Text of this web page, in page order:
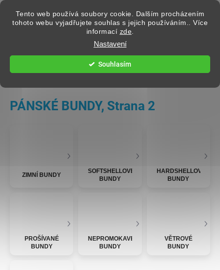
Tento web používá soubory cookie. Dalším procházením
tohoto webu vyjadřujete souhlas s jejich používáním.. Více
informací zde.
Nastavení
Souhlasím
Přejít na obsah
PÁNSKÉ OBLEČENÍ
PÁNSKÉ BUNDY, Strana 2
ZIMNÍ BUNDY
SOFTSHELLOVÉ
BUNDY
HARDSHELLOVÉ
BUNDY
PROŠÍVANÉ
BUNDY
NEPROMOKAVÉ
BUNDY
VĚTROVÉ
BUNDY